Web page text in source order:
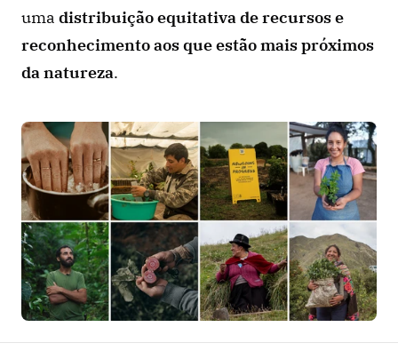
uma distribuição equitativa de recursos e
reconhecimento aos que estão mais próximos
da natureza.